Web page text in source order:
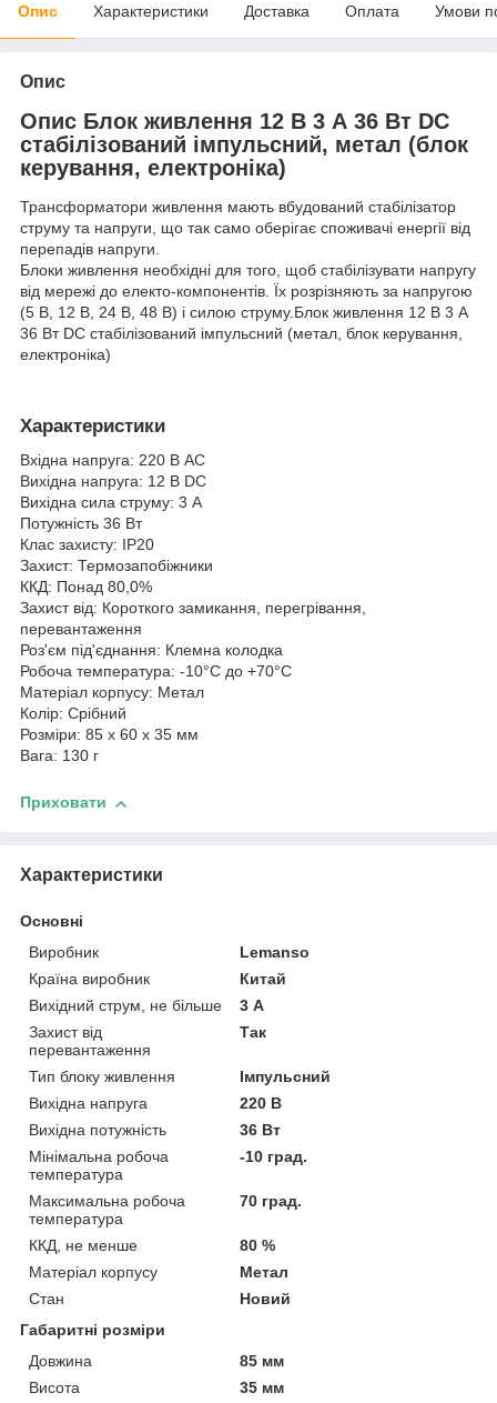
Опис Характеристики Доставка Оплата Умови
Опис
Опис Блок живлення 12 В 3 А 36 Вт DC
стабілізований імпульсний, метал (блок
керування, електроніка)
Трансформатори живлення мають вбудований стабілізатор
струму та напруги, що так само оберігає споживачі енергії від
перепадів напруги.
Блоки живлення необхідні для того, щоб стабілізувати напругу
від мережі до електо-компонентів. Їх розрізняють за напругою
(5 В, 12 В, 24 В, 48 В) і силою струму.Блок живлення 12 В 3 А
36 Вт DC стабілізований імпульсний (метал, блок керування,
електроніка)
Характеристики
Вхідна напруга: 220 В AC
Вихідна напруга: 12 В DC
Вихідна сила струму: 3 А
Потужність 36 Вт
Клас захисту: IP20
Захист: Термозапобіжники
ККД: Понад 80,0%
Захист від: Короткого замикання, перегрівання,
перевантаження
Роз'єм під'єднання: Клемна колодка
Робоча температура: -10°С до +70°С
Матеріал корпусу: Метал
Колір: Срібний
Розміри: 85 х 60 х 35 мм
Вага: 130 г
Приховати
Характеристики
Основні
Виробник
Lemanso
Країна виробник
Китай
Вихідний струм, не більше
3 А
Захист від
перевантаження
Так
Тип блоку живлення
Імпульсний
Вихідна напруга
220 В
Вихідна потужність
36 Вт
Мінімальна робоча
температура
-10 град.
Максимальна робоча
температура
70 град.
ККД, не менше
80 %
Матеріал корпусу
Метал
Стан
Новий
Габаритні розміри
Довжина
85 мм
Висота
35 мм